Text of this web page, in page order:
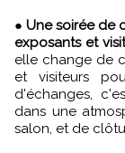
● Une soirée de
exposants et
elle change de
et visiteurs
d'échanges,
dans une
salon, et de